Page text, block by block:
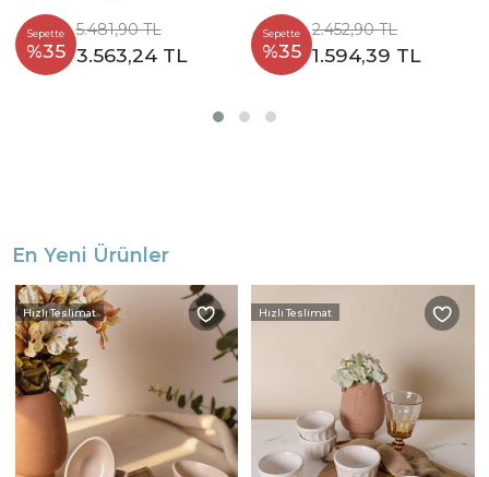
Sepette
%35
5.481,90 TL
3.563,24 TL
Sepette
%35
2.452,90 TL
1.594,39 TL
En Yeni Ürünler
Hızlı Teslimat Hızlı Teslimat